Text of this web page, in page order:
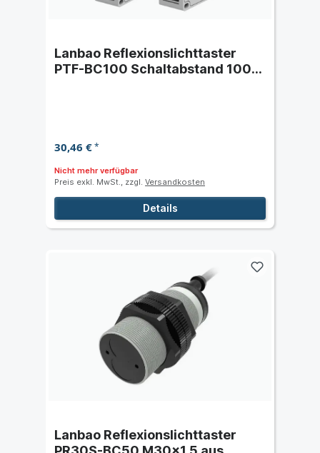
Lanbao Reflexionslichttaster
PTF-BC100 Schaltabstand 100
30,46 €*
Nicht mehr verfügbar
Preis exkl. MwSt., zzgl. Versandkosten
Details
Lanbao Reflexionslichttaster